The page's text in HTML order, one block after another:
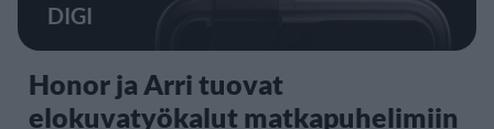
DIGI
Honor ja Arri tuovat
elokuvatyökalut matkapuhelimiin